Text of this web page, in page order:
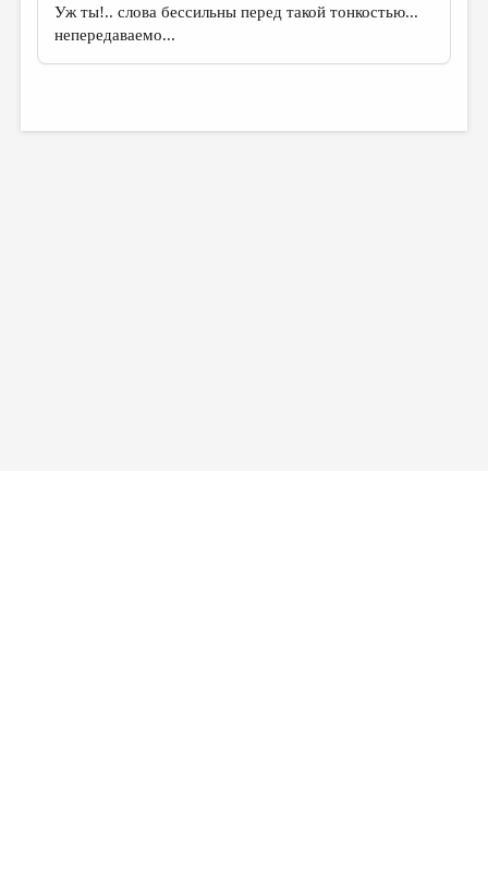
ПУБЛИЦИСТИКА
Уж ты!.. слова бессильны перед такой тонкостью...
непередаваемо...